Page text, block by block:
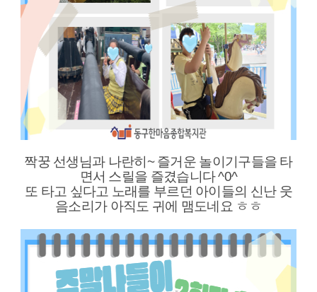
짝꿍 선생님과 나란히~ 즐거운 놀이기구들을 타
면서 스릴을 즐겼습니다 ^0^
또 타고 싶다고 노래를 부르던 아이들의 신난 웃
음소리가 아직도 귀에 맴도네요 ㅎㅎ